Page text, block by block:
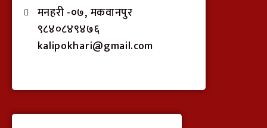
मनहरी -०७, मकवानपुर
९८४०८४९४७६
kalipokhari@gmail.com